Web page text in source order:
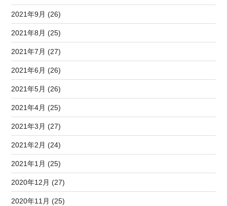
2021年9月 (26)
2021年8月 (25)
2021年7月 (27)
2021年6月 (26)
2021年5月 (26)
2021年4月 (25)
2021年3月 (27)
2021年2月 (24)
2021年1月 (25)
2020年12月 (27)
2020年11月 (25)